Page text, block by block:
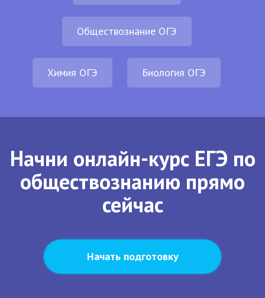
Обществознание ОГЭ
Химия ОГЭ Биология ОГЭ
Начни онлайн-курс ЕГЭ по
обществознанию прямо
сейчас
Начать подготовку